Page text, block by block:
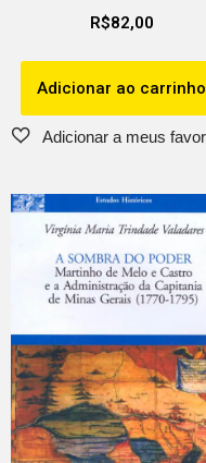
R$82,00
Adicionar ao carrinho